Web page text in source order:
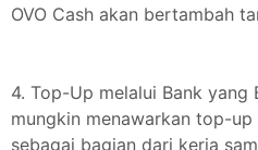
OVO Cash akan bertambah
4. Top-Up melalui Bank yang
mungkin menawarkan top-
sebagai bagian dari kerja